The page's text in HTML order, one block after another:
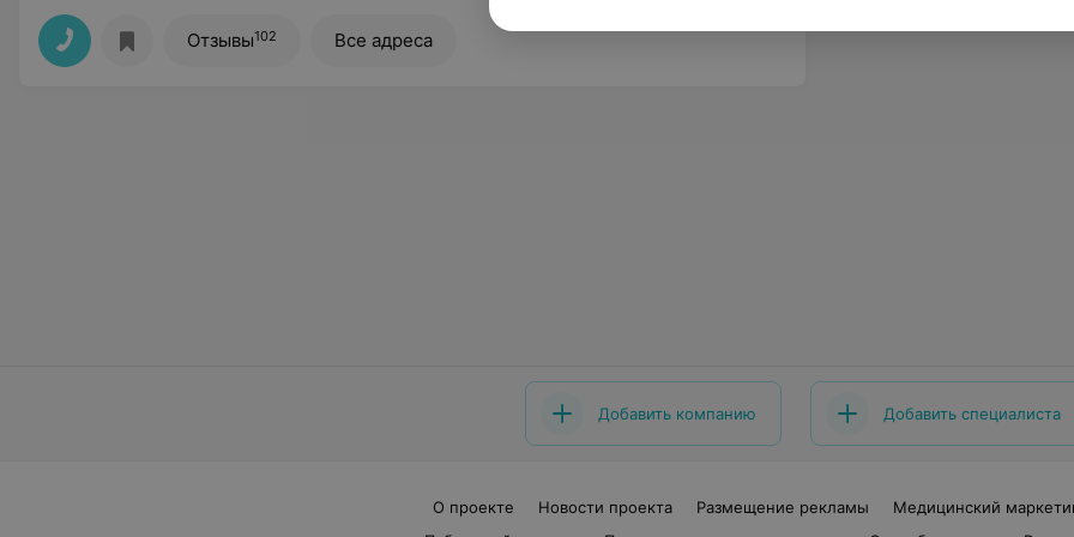
Отзывы102 Все адреса
Добавить компанию Добавить специалиста
О проекте Новости проекта Размещение рекламы
Медицинский